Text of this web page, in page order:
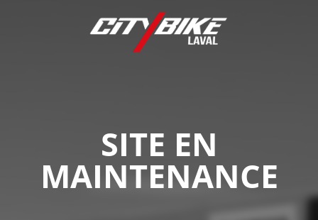
SITE EN
MAINTENANCE